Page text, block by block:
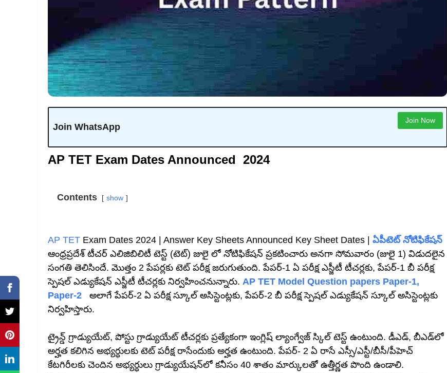
Join WhatsApp
Join Now
AP TET Exam Dates Announced 2024
Contents show
AP TET Exam Dates 2024 | Answer Key Sheets Announced Key Sheet Dates | ఏపీటెట్ నోటిఫికేషన్
ఆంధ్రప్రదేశ్‌ టీచర్‌ ఎలిజిబిలిటీ టెస్ట్ (టెట్‌) జులై లో నోటిఫికేషన్‌ ప్రకటించారు అనగా సోమవారం (జులై 1) విడుదలైన
సంగతి తెలిసిందే. మొత్తం 2 పేపర్లకు టెట్‌ పరీక్ష జరుగుతుంది. పేపర్‌-1 ఏ పరీక్ష ఎస్జీటీ టీచర్లకు, పేపర్‌-1 బీ పరీక్ష
స్పెషల్‌ ఎడ్యుకేషన్‌ ఎస్జీటీ టీచర్లకు నిర్వహించనున్నారు. AP TET Model Question papers Paper-1,
Paper-2
అలాగే పేపర్‌-2 ఏ పరీక్ష స్కూల్‌ అసిస్టెంట్లకు, పేపర్‌-2 బీ పరీక్ష స్పెషల్‌ ఎడ్యుకేషన్‌ స్కూల్‌ అసిస్టెంట్లకు
నిర్వహిస్తారు.
ట్రైన్డ్‌ గ్రాడ్యుయేట్, పోస్టు గ్రాడ్యుయేట్‌ టీచర్లకు ప్రత్యేకంగా ఇంగ్లిష్‌ ల్యాంగ్వేజ్‌ స్కిల్‌ టెస్ట్‌ ఉంటుంది. డీఎడ్, బీఎడ్‌లో
అర్హత కలిగిన అభ్యర్ధులకు టెట్‌ పరీక్ష రాసేందుకు అర్హత ఉంటుంది. పేపర్‌- 2 ఏ రాసే ఎస్సీ/ఎస్టీ/బీసీ/పీహెచ్‌
కేటగిరీలకు చెందిన అభ్యర్ధులు గ్రాడ్యుయేషన్‌లో కనీసం 40 శాతం మార్కులతో ఉత్తీర్ణత పొంది ఉండాలి.